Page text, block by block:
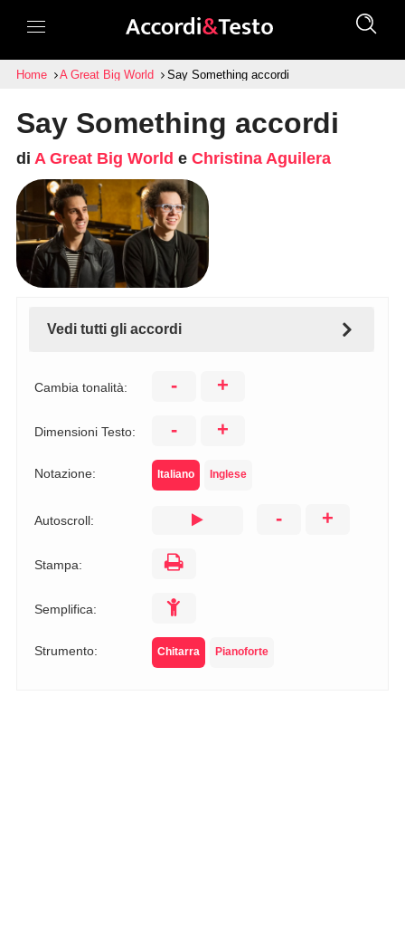
Home A Great Big World Say Something accordi
Say Something accordi
di A Great Big World e Christina Aguilera
Vedi tutti gli accordi
Cambia tonalità: - +
Dimensioni Testo: - +
Notazione: Italiano Inglese
Autoscroll: - +
Stampa:
Semplifica:
Strumento: Chitarra Pianoforte